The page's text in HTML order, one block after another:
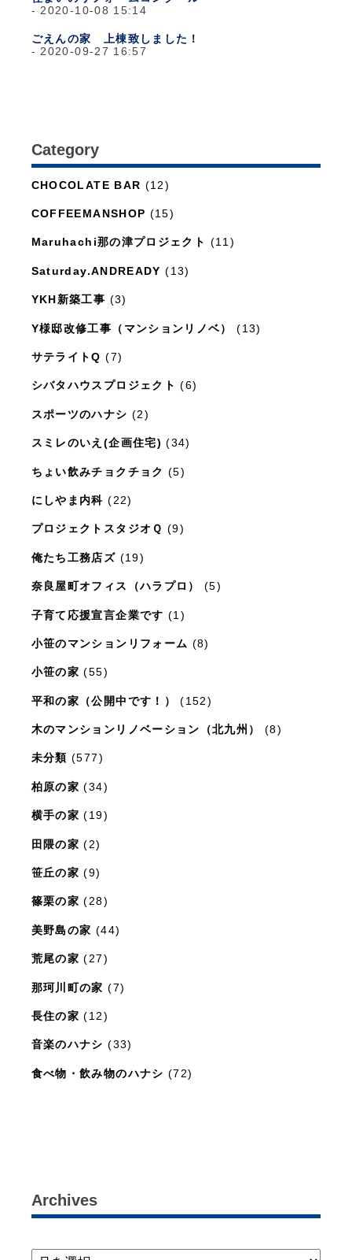
2020-10-08 15:14
ごえんの家 上棟致しました！
2020-09-27 16:57
Category
CHOCOLATE BAR (12)
COFFEEMANSHOP (15)
Maruhachi那の津プロジェクト (11)
Saturday.ANDREADY (13)
YKH新築工事 (3)
Y様邸改修工事（マンションリノベ） (13)
サテライトQ (7)
シバタハウスプロジェクト (6)
スポーツのハナシ (2)
スミレのいえ(企画住宅) (34)
ちょい飲みチョクチョク (5)
にしやま内科 (22)
プロジェクトスタジオＱ (9)
俺たち工務店ズ (19)
奈良屋町オフィス（ハラプロ） (5)
子育て応援宣言企業です (1)
小笹のマンションリフォーム (8)
小笹の家 (55)
平和の家（公開中です！） (152)
木のマンションリノベーション（北九州） (8)
未分類 (577)
柏原の家 (34)
横手の家 (19)
田隈の家 (2)
笹丘の家 (9)
篠栗の家 (28)
美野島の家 (44)
荒尾の家 (27)
那珂川町の家 (7)
長住の家 (12)
音楽のハナシ (33)
食べ物・飲み物のハナシ (72)
Archives